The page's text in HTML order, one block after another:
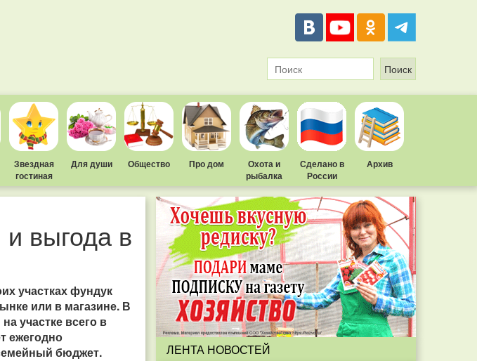
Звездная
гостиная
Для души Общество Про дом
Охота и
рыбалка
Сделано в
России
Архив
выгода в
участках фундук
или в магазине. В
участке всего в
ежегодно
бюджет.
ЛЕНТА НОВОСТЕЙ